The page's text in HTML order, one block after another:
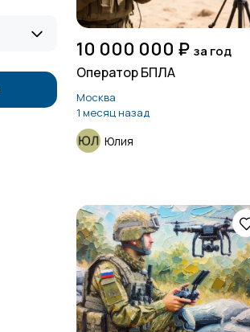
10 000 000 ₽ за год
Оператор БПЛА
Москва
1 месяц назад
Юлия